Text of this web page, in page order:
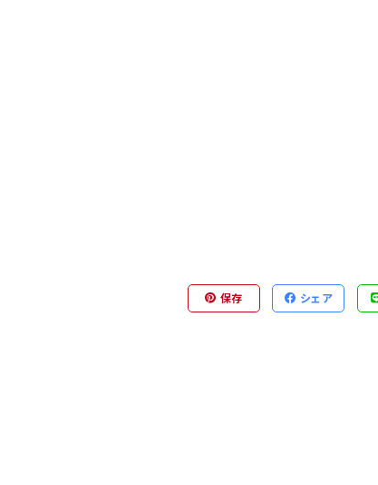
保存 シェア